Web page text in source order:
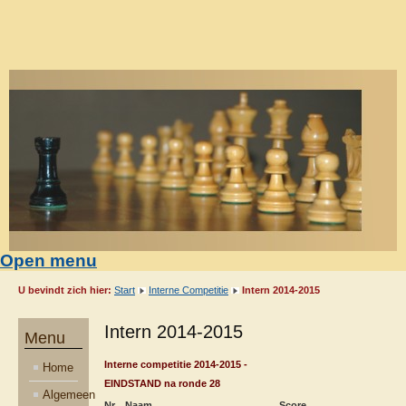
Open menu
U bevindt zich hier: Start Interne Competitie Intern 2014-2015
Menu
Home
Algemeen
Intern 2014-2015
Interne competitie 2014-2015 -
EINDSTAND na ronde 28